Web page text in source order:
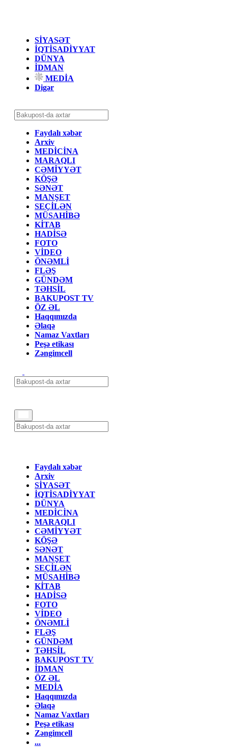
SİYASƏT
İQTİSADİYYAT
DÜNYA
İDMAN
MEDİA
Digər
Faydalı xəbər
Arxiv
MEDİCİNA
MARAQLI
CƏMİYYƏT
KÖŞƏ
SƏNƏT
MANŞET
SEÇİLƏN
MÜSAHİBƏ
KİTAB
HADİSƏ
FOTO
VİDEO
ÖNƏMLİ
FLƏŞ
GÜNDƏM
TƏHSİL
BAKUPOST TV
ÖZ ƏL
Haqqımızda
Əlaqə
Namaz Vaxtları
Peşə etikası
Zəngimcell
Faydalı xəbər
Arxiv
SİYASƏT
İQTİSADİYYAT
DÜNYA
MEDİCİNA
MARAQLI
CƏMİYYƏT
KÖŞƏ
SƏNƏT
MANŞET
SEÇİLƏN
MÜSAHİBƏ
KİTAB
HADİSƏ
FOTO
VİDEO
ÖNƏMLİ
FLƏŞ
GÜNDƏM
TƏHSİL
BAKUPOST TV
İDMAN
ÖZ ƏL
MEDİA
Haqqımızda
Əlaqə
Namaz Vaxtları
Peşə etikası
Zəngimcell
...